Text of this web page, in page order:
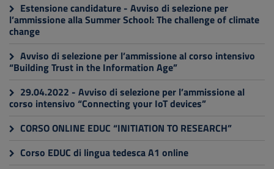
Estensione candidature - Avviso di selezione per
l’ammissione alla Summer School: The challenge of climate
change
Avviso di selezione per l’ammissione al corso intensivo
“Building Trust in the Information Age”
29.04.2022 - Avviso di selezione per l’ammissione al
corso intensivo “Connecting your IoT devices”
CORSO ONLINE EDUC “INITIATION TO RESEARCH”
Corso EDUC di lingua tedesca A1 online